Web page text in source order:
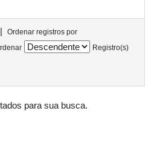
|
Ordenar registros por
Registro(s)
para sua busca.